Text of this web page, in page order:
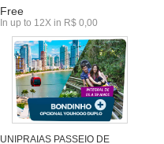
Free
In up to 12X in R$ 0,00
UNIPRAIAS PASSEIO DE